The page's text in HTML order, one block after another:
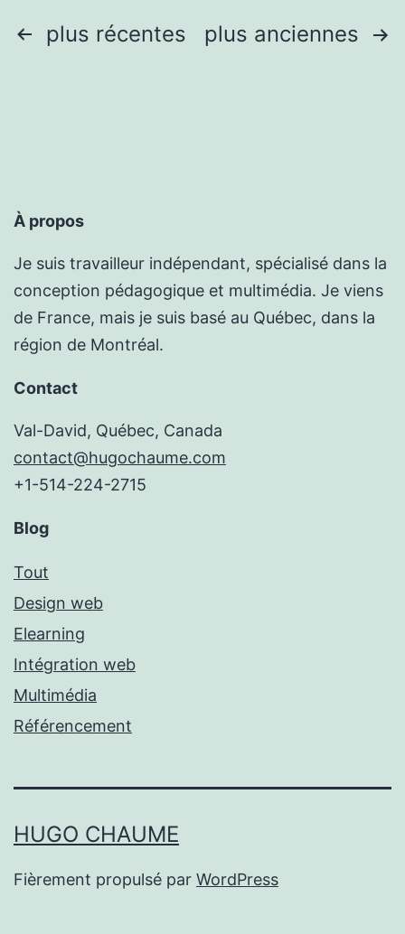
Navigation
plus récentes plus anciennes
À propos
Je suis travailleur indépendant, spécialisé dans la
conception pédagogique et multimédia. Je viens
de France, mais je suis basé au Québec, dans la
région de Montréal.
Contact
Val-David, Québec, Canada
contact@hugochaume.com
+1-514-224-2715
Blog
Tout
Design web
Elearning
Intégration web
Multimédia
Référencement
HUGO CHAUME
Fièrement propulsé par WordPress